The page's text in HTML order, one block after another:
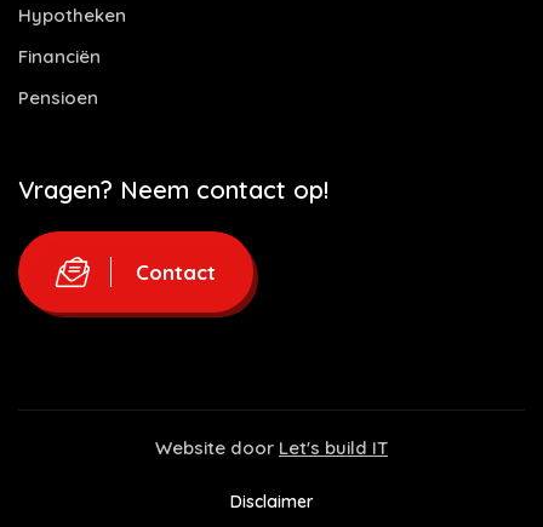
Hypotheken
Financiën
Pensioen
Vragen? Neem contact op!
Contact
Website door Let's build IT
Disclaimer